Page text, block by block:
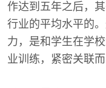
作达到五年之后，
行业的平均水平的
力，是和学生在学
业训练，紧密关联而